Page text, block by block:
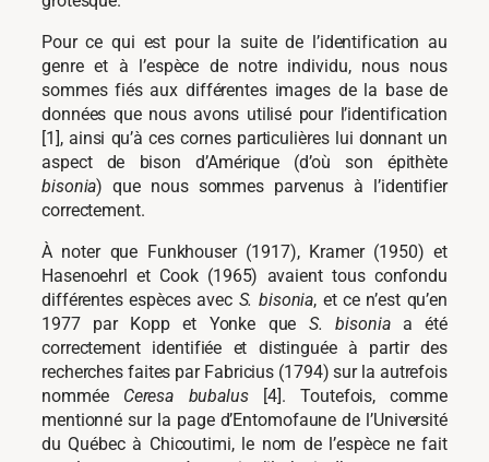
Pour ce qui est pour la suite de l’identification au
genre et à l’espèce de notre individu, nous nous
sommes fiés aux différentes images de la base de
données que nous avons utilisé pour l’identification
[1], ainsi qu’à ces cornes particulières lui donnant un
aspect de bison d’Amérique (d’où son épithète
bisonia) que nous sommes parvenus à l’identifier
correctement.
À noter que Funkhouser (1917), Kramer (1950) et
Hasenoehrl et Cook (1965) avaient tous confondu
différentes espèces avec S. bisonia, et ce n’est qu’en
1977 par Kopp et Yonke que S. bisoniaa été
correctement identifiée et distinguée à partir des
recherches faites par Fabricius (1794) sur la autrefois
nommée Ceresa bubalus[4]. Toutefois, comme
mentionné sur la page d’Entomofaune de l’Université
du Québec à Chicoutimi, le nom de l’espèce ne fait